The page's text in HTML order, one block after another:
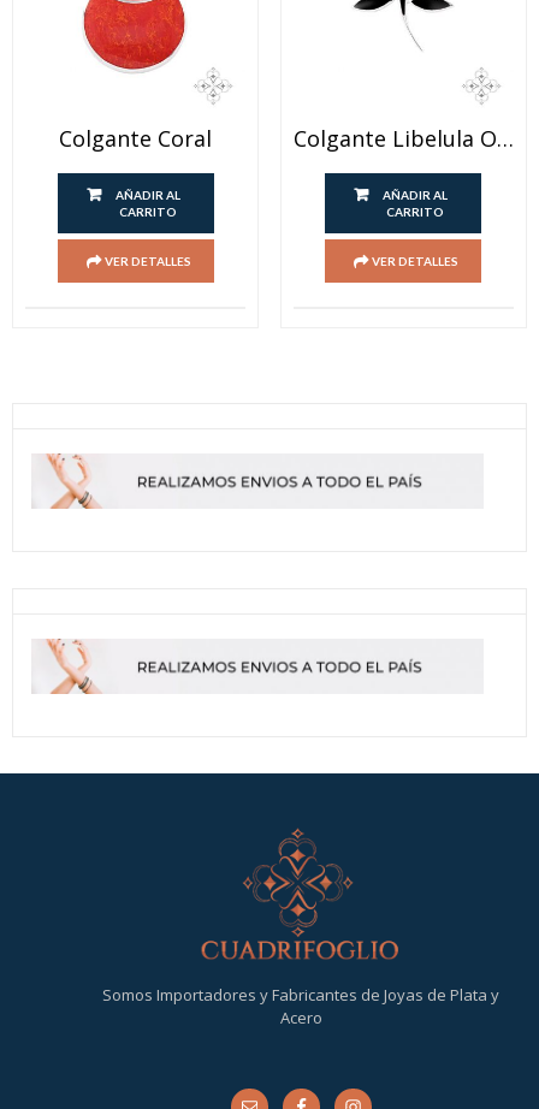
Colgante Coral
AÑADIR AL
CARRITO
VER DETALLES
Colgante Libelula Onix
AÑADIR AL
CARRITO
VER DETALLES
Somos Importadores y Fabricantes de Joyas de Plata y
Acero